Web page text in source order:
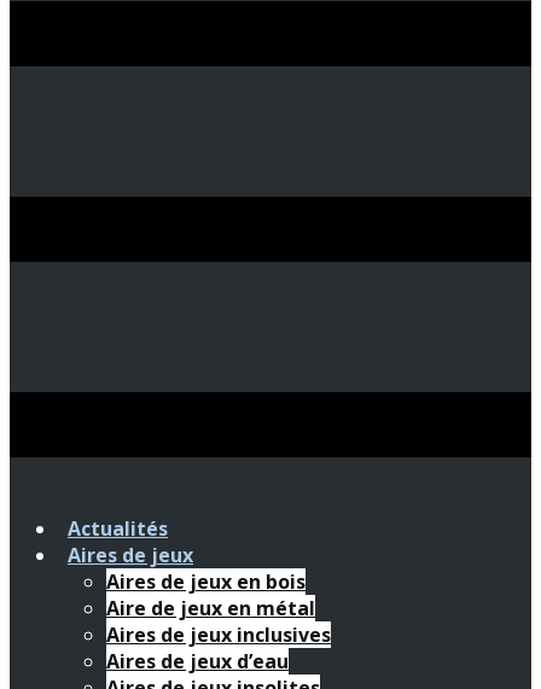
Actualités
Aires de jeux
Aires de jeux en bois
Aire de jeux en métal
Aires de jeux inclusives
Aires de jeux d’eau